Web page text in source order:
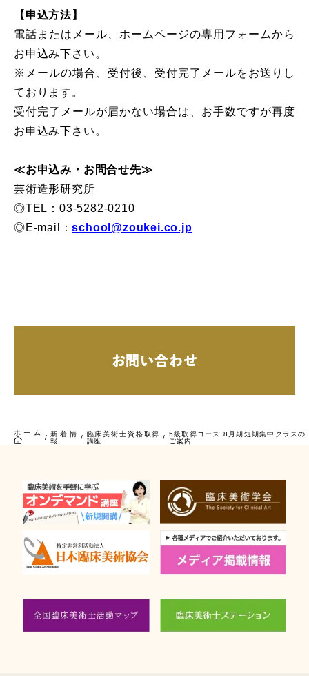
【申込方法】
電話またはメール、ホームページの専用フォームから
お申込み下さい。
※メールの場合、受付後、受付完了メールをお送りし
ております。
受付完了メールが届かない場合は、お手数ですが再度
お申込み下さい。
≪お申込み・お問合せ先≫
芸術造形研究所
◎TEL：03-5282-0210
◎E-mail：school@zoukei.co.jp
お問い合わせ
ホーム
/ 新着情
報
/ 臨床美術士資格取得
講座
/ 5級取得コース 8月期短期集中クラスの
ご案内